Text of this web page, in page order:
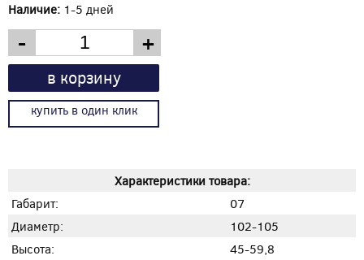
Наличие: 1-5 дней
- +
в корзину
купить в один клик
Характеристики товара:
Габарит:
07
Диаметр:
102-105
Высота:
45-59,8